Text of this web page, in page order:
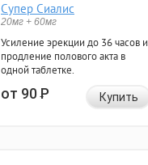
Супер Сиалис
20мг + 60мг
Усиление эрекции до 36 часов и
продление полового акта в
одной таблетке.
от 90Р Купить